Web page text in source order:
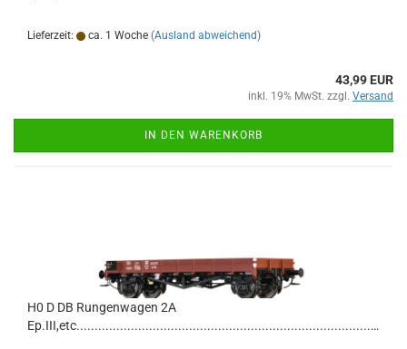
Lieferzeit: ca. 1 Woche (Ausland abweichend)
43,99 EUR
inkl. 19% MwSt. zzgl. Versand
IN DEN WARENKORB
H0 D DB Rungenwagen 2A
Ep.III,etc.......................................................................................................................................